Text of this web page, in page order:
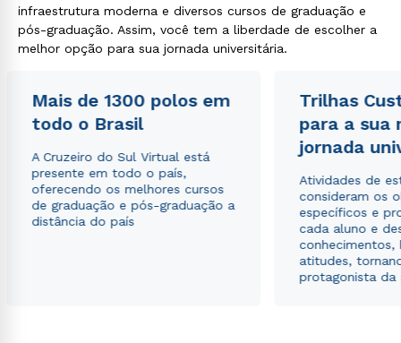
infraestrutura moderna e diversos cursos de graduação e
pós-graduação. Assim, você tem a liberdade de escolher a
melhor opção para sua jornada universitária.
Mais de 1300 polos em
todo o Brasil
A Cruzeiro do Sul Virtual está
presente em todo o país,
oferecendo os melhores cursos
de graduação e pós-graduação a
distância do país
Trilhas
para a sua
jornada
Atividades de
consideram os
específicos e
cada aluno e
conhecimentos,
atitudes,
protagonista da